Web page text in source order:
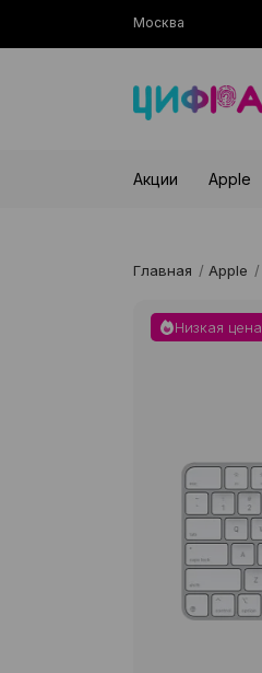
Москва
Акции Apple
Главная / Apple /
Низкая цена